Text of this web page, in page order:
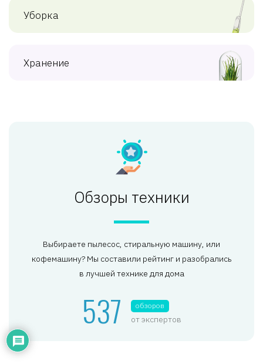
Уборка
Хранение
Обзоры техники
Выбираете пылесос, стиральную машину, или
кофемашину? Мы составили рейтинг и разобрались
в лучшей технике для дома
537 обзоров
от экспертов